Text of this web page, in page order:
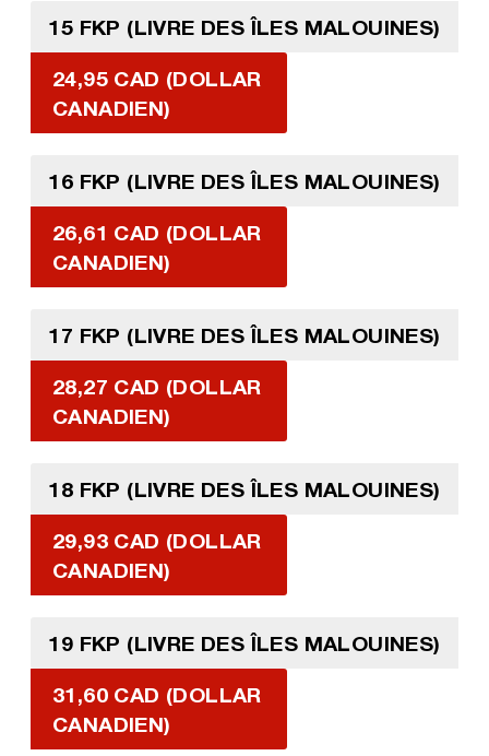
15 FKP (LIVRE DES ÎLES MALOUINES)
24,95 CAD (DOLLAR
CANADIEN)
16 FKP (LIVRE DES ÎLES MALOUINES)
26,61 CAD (DOLLAR
CANADIEN)
17 FKP (LIVRE DES ÎLES MALOUINES)
28,27 CAD (DOLLAR
CANADIEN)
18 FKP (LIVRE DES ÎLES MALOUINES)
29,93 CAD (DOLLAR
CANADIEN)
19 FKP (LIVRE DES ÎLES MALOUINES)
31,60 CAD (DOLLAR
CANADIEN)